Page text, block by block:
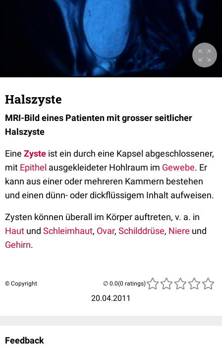
Halszyste
MRI-Bild eines Patienten mit grosser seitlicher
Halszyste
Eine Zyste ist ein durch eine Kapsel abgeschlossener,
mit Epithel ausgekleideter Hohlraum im Gewebe. Er
kann aus einer oder mehreren Kammern bestehen
und einen dünn- oder dickflüssigem Inhalt aufweisen.
Zysten können überall im Körper auftreten, v. a. in
Haut und Schleimhaut, Ovar, Schilddrüse, Niere und
Gehirn.
© Copyright
20.04.2011
(0 ratings)
Feedback